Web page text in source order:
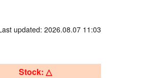
updated: 2026.08.07 11:03
Stock: △